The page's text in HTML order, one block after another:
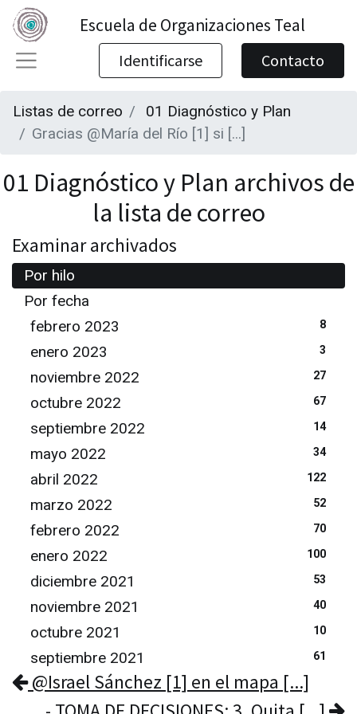
Escuela de Organizaciones Teal
Identificarse Contacto
Listas de correo
01 Diagnóstico y Plan
Gracias @María del Río [1] si [...]
01 Diagnóstico y Plan archivos de
la lista de correo
Examinar archivados
Por hilo
Por fecha
febrero 2023
8
enero 2023 3
noviembre 2022 27
octubre 2022 67
septiembre 2022 14
mayo 2022 34
abril 2022 122
marzo 2022 52
febrero 2022 70
enero 2022 100
diciembre 2021 53
noviembre 2021 40
octubre 2021 10
septiembre 2021 61
@Israel Sánchez [1] en el mapa [...]